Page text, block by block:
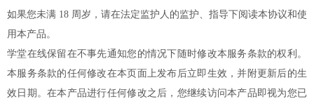
如果您未满 18 周岁，请在法定监护人的监护、指导下阅读本协议和使
用本产品。
学堂在线保留在不事先通知您的情况下随时修改本服务条款的权利。
本服务条款的任何修改在本页面上发布后立即生效，并附更新后的生
效日期。在本产品进行任何修改之后，您继续访问本产品即视为您已